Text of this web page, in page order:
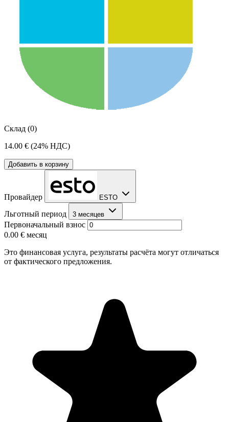
Склад (0)
14.00 € (24% НДС)
Добавить в корзину
Провайдер ESTO
Льготный период 3 месяцев
Первоначальный взнос
0.00 € месяц
Это финансовая услуга, результаты расчёта могут отличаться
от фактического предложения.